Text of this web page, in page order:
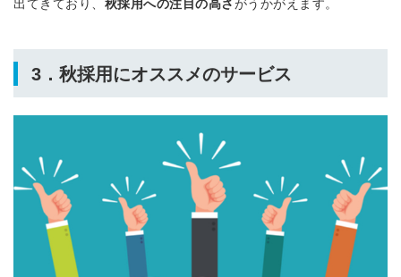
出てきており、 秋採用への注目の高さがうかがえます。
3．秋採用にオススメのサービス